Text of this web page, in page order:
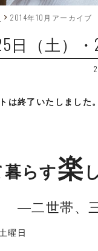
2014年10月アーカイブ
日（土）
は終了いたしました。
らす楽
―二世帯、
曜日